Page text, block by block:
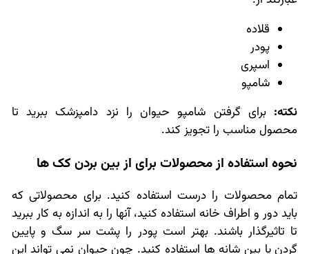
قلاده
پودر
اسپری
شامپو
نکته: برای گرفتن شامپو حیوان را نزد دامپزشک ببرید تا
محصول مناسب را تجویز کند.
نحوه استفاده از محصولات برای از بین بردن کک ها
تمام محصولات را درست استفاده کنید. برای محصولاتی که
باید دور و اطراف خانه استفاده کنید، آنها را به اندازه به کار ببرید
تا تاثیرگذار باشند. بهتر است پودر را پشت سر سگ و پایین
گردن یا بین شانه ها استفاده کنید. چون حیوان نمی تواند این